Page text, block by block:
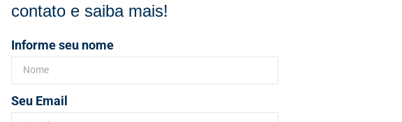
contato e saiba mais!
Informe seu nome
Seu Email